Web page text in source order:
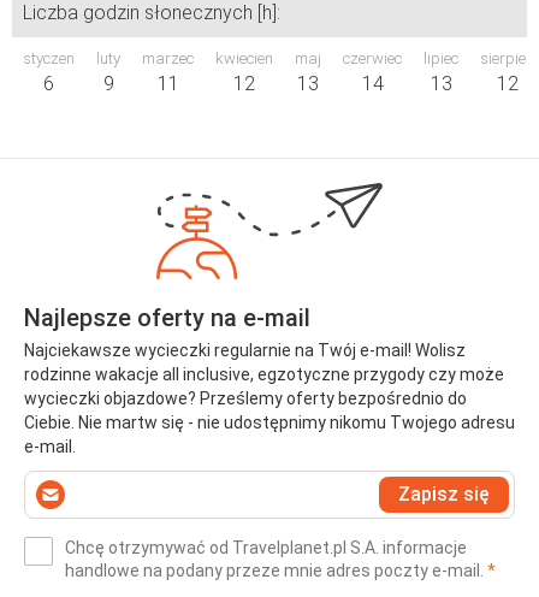
Liczba godzin słonecznych [h]:
styczen
6
luty
9
marzec
11
kwiecien
12
maj
13
czerwiec
14
lipiec
13
sierpień
12
Najlepsze oferty na e-mail
Najciekawsze wycieczki regularnie na Twój e-mail! Wolisz
rodzinne wakacje all inclusive, egzotyczne przygody czy może
wycieczki objazdowe? Prześlemy oferty bezpośrednio do
Ciebie. Nie martw się - nie udostępnimy nikomu Twojego adresu
e-mail.
Wprowadź
swój
(wymagane)
Zapisz się
Chcę otrzymywać od Travelplanet.pl S.A. informacje
handlowe na podany przeze mnie adres poczty e-mail. *